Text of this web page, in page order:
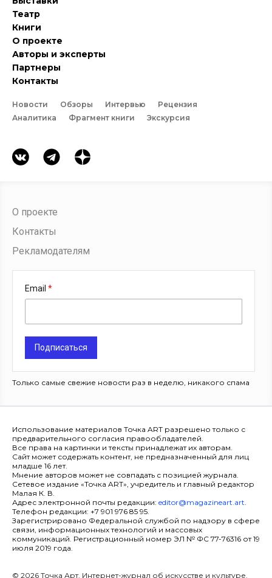
Театр
Книги
О проекте
Авторы и эксперты
Партнеры
Контакты
Новости Обзоры Интервью
Рецензия
Аналитика
Фрагмент книги Экскурсия
О проекте
Контакты
Рекламодателям
Email
Подписаться
Только самые свежие новости раз в неделю, никакого спама
Использование материалов Точка ART разрешено только с
предварительного согласия правообладателей.
Все права на картинки и тексты принадлежат их авторам.
Сайт может содержать контент, не предназначенный для лиц
младше 16 лет.
Мнение авторов может не совпадать с позицией журнала.
Сетевое издание «Точка ART», учредитель и главный редактор
Малая К. В.
Адрес электронной почты редакции: editor@magazineart.art.
Телефон редакции: +7 901 976 85 95.
Зарегистрировано Федеральной службой по надзору в сфере
связи, информационных технологий и массовых
коммуникаций. Регистрационный номер ЭЛ № ФС 77-76316 от 19
июля 2019 года.
© 2026 Точка Арт. Интернет-журнал об искусстве и культуре.